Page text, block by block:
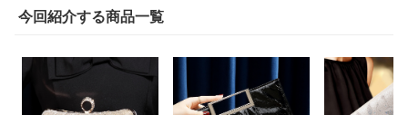
今回紹介する商品一覧